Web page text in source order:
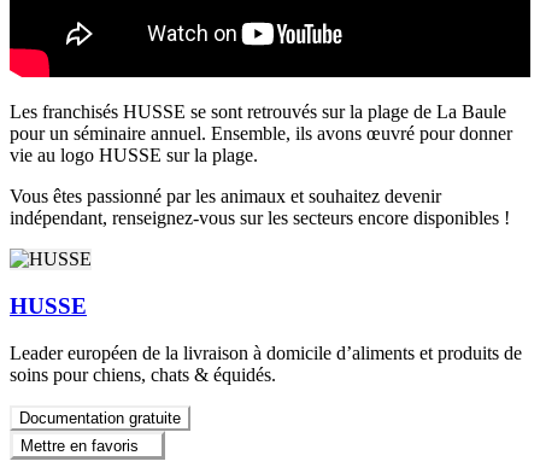
Les franchisés HUSSE se sont retrouvés sur la plage de La Baule
pour un séminaire annuel. Ensemble, ils avons œuvré pour donner
vie au logo HUSSE sur la plage.
Vous êtes passionné par les animaux et souhaitez devenir
indépendant, renseignez-vous sur les secteurs encore disponibles !
HUSSE
Leader européen de la livraison à domicile d’aliments et produits de
soins pour chiens, chats & équidés.
Documentation gratuite
Mettre en favoris